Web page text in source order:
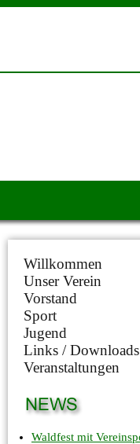
Willkommen
Unser Verein
Vorstand
Sport
Jugend
Links / Downloads
Veranstaltungen
Waldfest mit